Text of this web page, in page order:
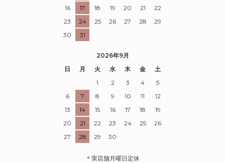
16
17 18 19 20 21
22
23
24 25 26 27 28
29
30
31
2026年9月
日
月 火 水 木 金
土
1
2 3 4
5
6
7 8 9 10 11
12
13
14 15 16 17 18
19
20
21 22 23 24 25
26
27
28 29 30
＊実店舗月曜日定休